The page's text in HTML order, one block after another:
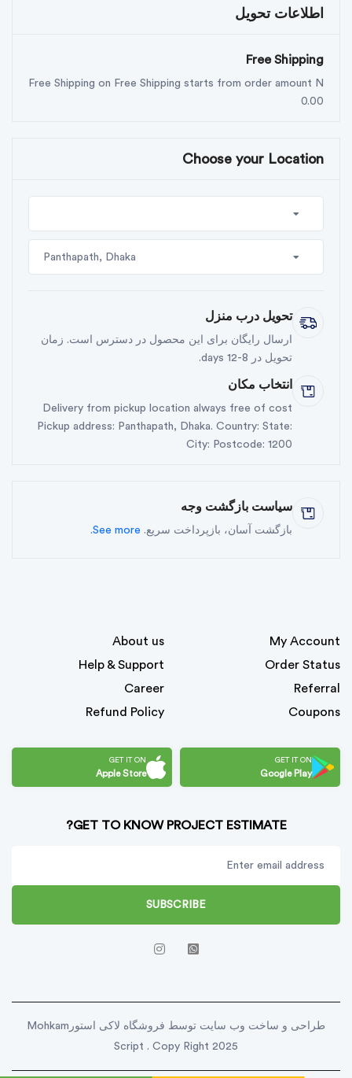
اطلاعات تحویل
Free Shipping
Free Shipping on Free Shipping starts from order amount N
0.00
Choose your Location
Panthapath, Dhaka
تحویل درب منزل
ارسال رایگان برای این محصول در دسترس است. زمان
تحویل در 8-12 days.
انتخاب مکان
Delivery from pickup location always free of cost
Pickup address: Panthapath, Dhaka. Country: State:
City: Postcode: 1200
سیاست بازگشت وجه
بازگشت آسان، بازپرداخت سریع. See more.
My Account
Order Status
Referral
Coupons
About us
Help & Support
Career
Refund Policy
GET IT ON
Google Play
GET IT ON
Apple Store
GET TO KNOW PROJECT ESTIMATE?
SUBSCRIBE
طراحی و ساخت وب سایت توسط فروشگاه لاکی استورMohkam
Script . Copy Right 2025